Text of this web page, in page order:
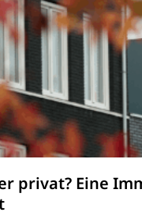
privat? Eine